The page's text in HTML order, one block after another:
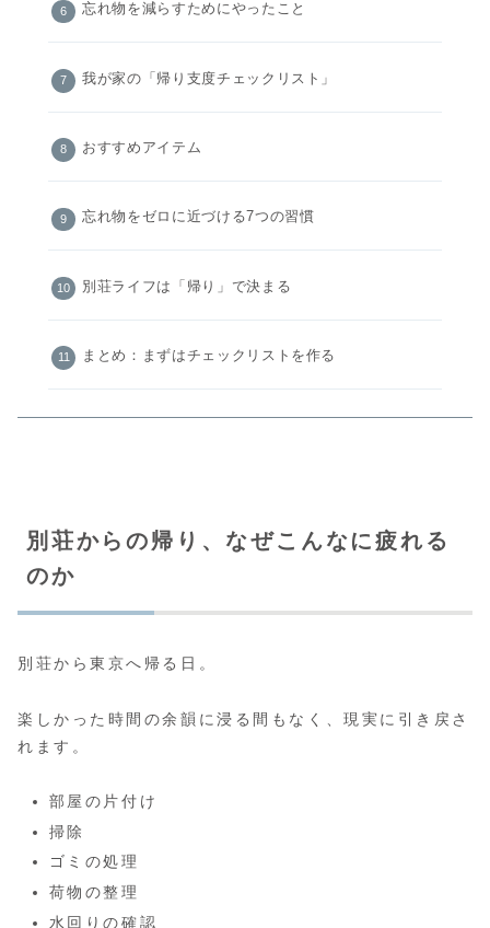
忘れ物を減らすためにやったこと
我が家の「帰り支度チェックリスト」
おすすめアイテム
忘れ物をゼロに近づける7つの習慣
別荘ライフは「帰り」で決まる
まとめ：まずはチェックリストを作る
別荘からの帰り、なぜこんなに疲れる
のか
別荘から東京へ帰る日。
楽しかった時間の余韻に浸る間もなく、現実に引き戻さ
れます。
部屋の片付け
掃除
ゴミの処理
荷物の整理
水回りの確認